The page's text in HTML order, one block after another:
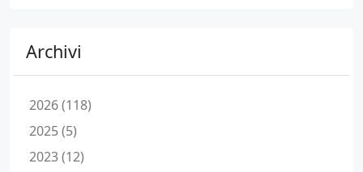
Archivi
2026 (118)
2025 (5)
2023 (12)